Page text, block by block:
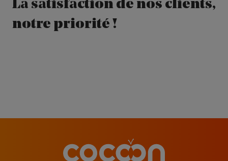
La satisfaction de nos clients,
notre priorité !